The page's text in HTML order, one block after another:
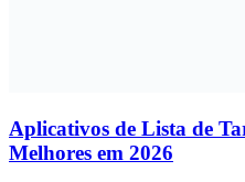
Aplicativos de Lista de
Melhores em 2026